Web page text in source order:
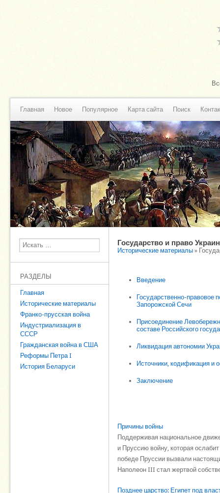
Главная Новое Популярное Карта сайта Поиск
Поиск
РАЗДЕЛЫ
Главная
Исторические материалы
Франко-прусская война
Индустриализация в
СССР
Гражданская война в США
Реформы Петра I
История Беларуси
Государство и право
Исторические материалы »
Введение
Государственно-правовое
Запорожской Сечи
Присоединение
составе Российского
Ликвидация автономии
Источники, кодификация и
Заключение
Причины войны
Поддерживая национальное
и Пруссию войну, которая
победе Пруссии вызвали
Наполеон III стал жертвой
Позднее царство: Египет под